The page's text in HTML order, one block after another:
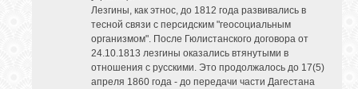
Лезгины, как этнос, до 1812 года развивались в
тесной связи с персидским "геосоциальным
организмом". После Гюлистанского договора от
24.10.1813 лезгины оказались втянутыми в
отношения с русскими. Это продолжалось до 17(5)
апреля 1860 года - до передачи части Дагестана